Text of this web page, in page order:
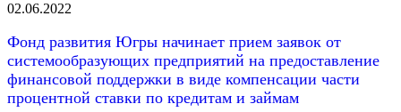
02.06.2022
Фонд развития Югры начинает прием заявок от
системообразующих предприятий на предоставление
финансовой поддержки в виде компенсации части
процентной ставки по кредитам и займам